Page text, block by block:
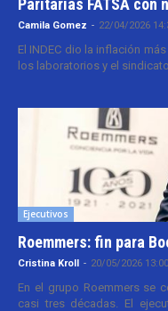
Paritarias FATSA con
Camila Gomez - 22/04/2026
El INDEC dio la inflación
los laboratorios y el sindicato
Ejecutivos
Roemmers: fin para
Cristina Kroll - 20/05/2026 13:00
En el grupo Roemmers se
casi tres décadas. El